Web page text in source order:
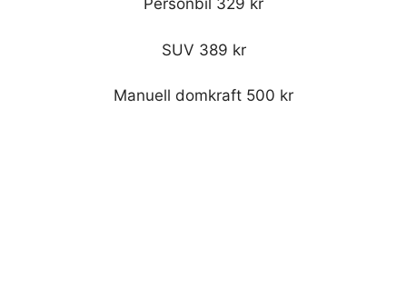
Personbil 329 kr
SUV 389 kr
Manuell domkraft 500 kr